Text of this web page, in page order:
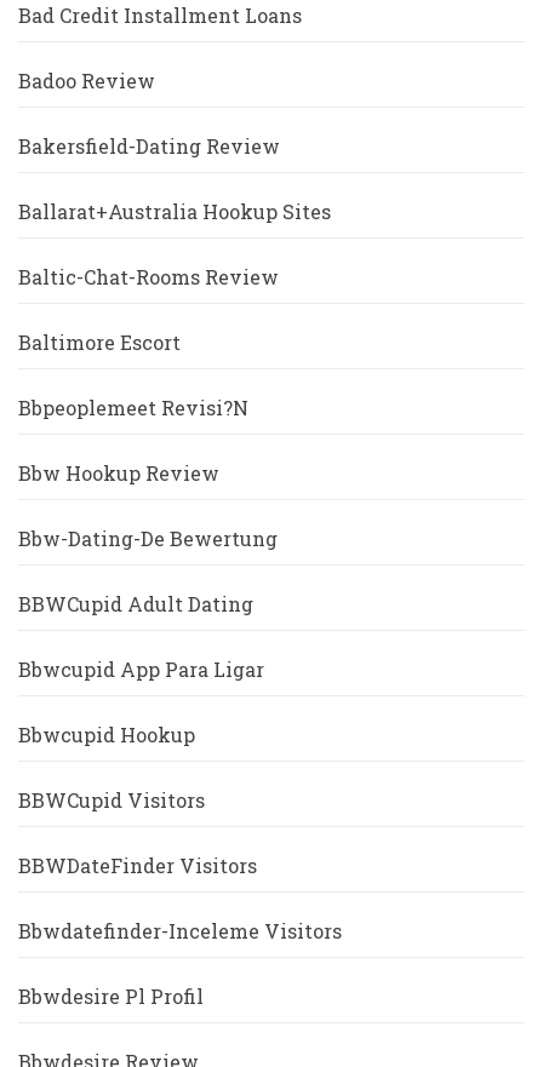
Bad Credit Installment Loans
Badoo Review
Bakersfield-Dating Review
Ballarat+Australia Hookup Sites
Baltic-Chat-Rooms Review
Baltimore Escort
Bbpeoplemeet Revisi?n
Bbw Hookup Review
Bbw-Dating-De Bewertung
BBWCupid Adult Dating
Bbwcupid App Para Ligar
Bbwcupid Hookup
BBWCupid Visitors
BBWDateFinder Visitors
Bbwdatefinder-Inceleme Visitors
Bbwdesire Pl Profil
Bbwdesire Review